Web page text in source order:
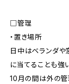
□管理
・置き場所
日中はベランダや
に当てることも
10月の間は外の管